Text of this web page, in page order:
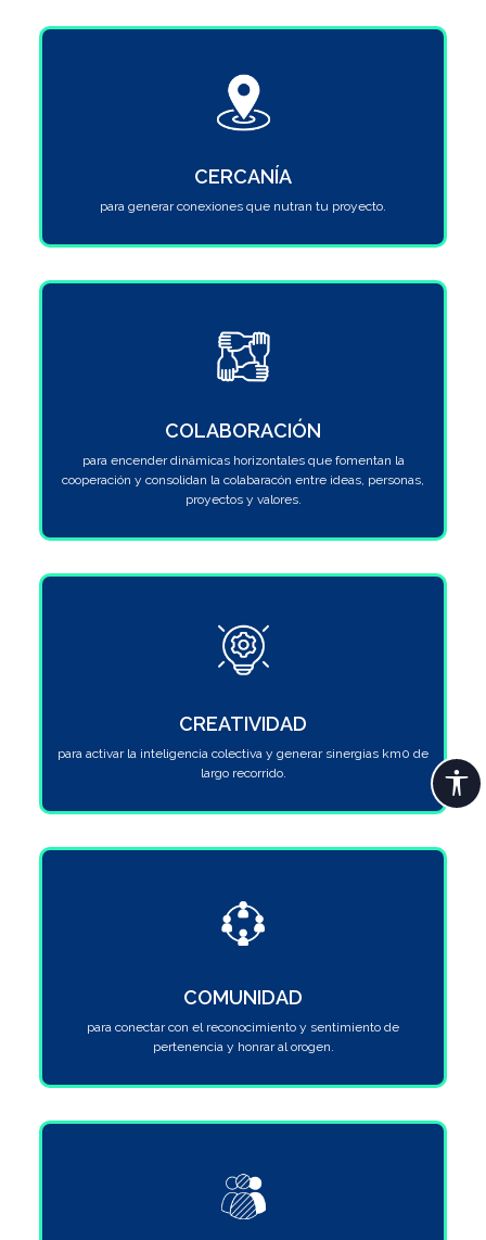
CERCANÍA
para generar conexiones que nutran tu proyecto.
COLABORACIÓN
para encender dinámicas horizontales que fomentan la
cooperación y consolidan la colabaracón entre ideas, personas,
proyectos y valores.
CREATIVIDAD
para activar la inteligencia colectiva y generar sinergias km0 de
largo recorrido.
COMUNIDAD
para conectar con el reconocimiento y sentimiento de
pertenencia y honrar al orogen.